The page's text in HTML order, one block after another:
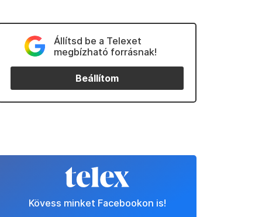
Állítsd be a Telexet
megbízható forrásnak!
Beállítom
Kövess minket Facebookon is!